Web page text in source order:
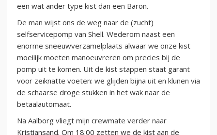
een wat ander type kist dan een Baron.
De man wijst ons de weg naar de (zucht)
selfservicepomp van Shell. Wederom naast een
enorme sneeuwverzamelplaats alwaar we onze kist
moeilijk moeten manoeuvreren om precies bij de
pomp uit te komen. Uit de kist stappen staat garant
voor zeiknatte voeten: we glijden bijna uit en klunen via
de schaarse droge stukken in het wak naar de
betaalautomaat.
Na Aalborg vliegt mijn crewmate verder naar
Kristiansand. Om 18:00 zetten we de kist aan de